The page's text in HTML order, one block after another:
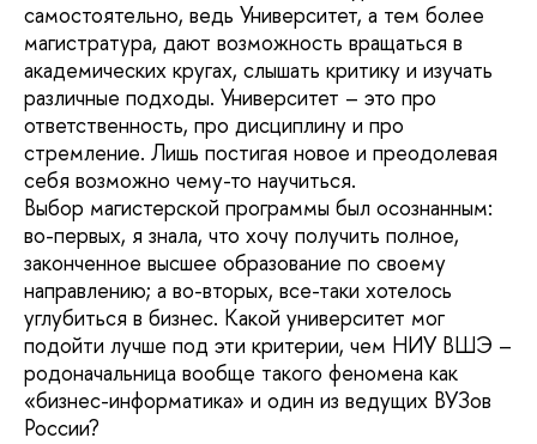
самостоятельно, ведь Университет, а тем более
магистратура, дают возможность вращаться в
академических кругах, слышать критику и изучать
различные подходы. Университет – это про
ответственность, про дисциплину и про
стремление. Лишь постигая новое и преодолевая
себя возможно чему-то научиться.
Выбор магистерской программы был осознанным:
во-первых, я знала, что хочу получить полное,
законченное высшее образование по своему
направлению; а во-вторых, все-таки хотелось
углубиться в бизнес. Какой университет мог
подойти лучше под эти критерии, чем НИУ ВШЭ –
родоначальница вообще такого феномена как
«бизнес-информатика» и один из ведущих ВУЗов
России?